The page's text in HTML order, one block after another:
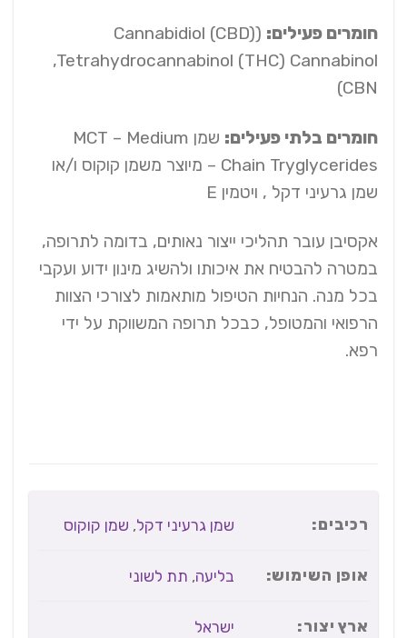
חומרים פעילים: (Cannabidiol (CBD)
,Tetrahydrocannabinol (THC) Cannabinol
(CBN
חומרים בלתי פעילים:
שמן MCT – Medium
Chain Tryglycerides – מיוצר משמן קוקוס ו/או
שמן גרעיני דקל , ויטמין E
אקסיבן עובר תהליכי ייצור נאותים, בדומה לתרופה,
במטרה להבטיח את איכותו ולהשיג מינון ידוע ועקבי
בכל מנה. הנחיות הטיפול מותאמות לצורכי הצוות
הרפואי והמטופל, כבכל תרופה המשווקת על ידי
רפא.
רכיבים: שמן גרעיני דקל,שמן קוקוס
אופן השימוש: בליעה,תת לשוני
ארץ יצור: ישראל